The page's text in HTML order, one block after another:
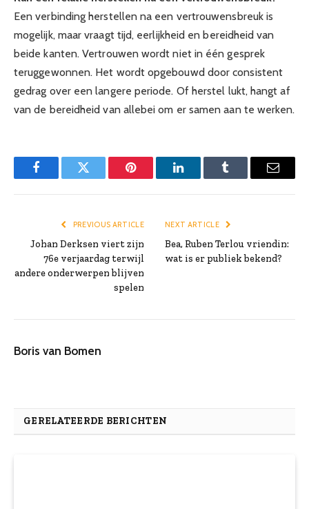
Een verbinding herstellen na een vertrouwensbreuk is
mogelijk, maar vraagt tijd, eerlijkheid en bereidheid van
beide kanten. Vertrouwen wordt niet in één gesprek
teruggewonnen. Het wordt opgebouwd door consistent
gedrag over een langere periode. Of herstel lukt, hangt af
van de bereidheid van allebei om er samen aan te werken.
FacebookTwitter Pinterest LinkedInTumblr Email
PREVIOUS ARTICLE
Johan Derksen viert zijn
76e verjaardag terwijl
andere onderwerpen blijven
spelen
NEXT ARTICLE
Bea, Ruben Terlou vriendin:
wat is er publiek bekend?
Boris van Bomen
GERELATEERDE BERICHTEN